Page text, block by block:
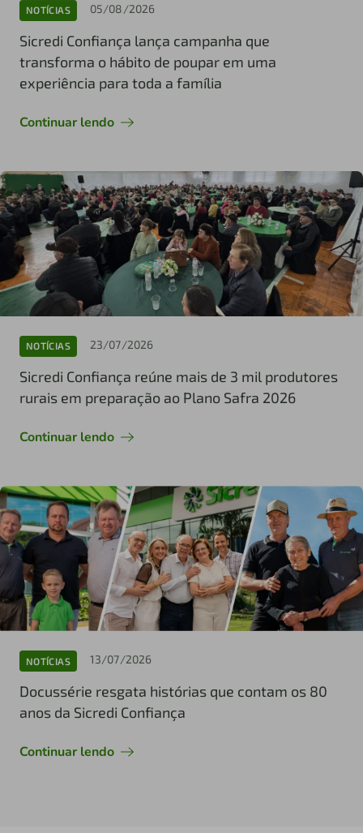
NOTÍCIAS 05/08/2026
Sicredi Confiança lança campanha que
transforma o hábito de poupar em uma
experiência para toda a família
Continuar lendo
NOTÍCIAS 23/07/2026
Sicredi Confiança reúne mais de 3 mil produtores
rurais em preparação ao Plano Safra 2026
Continuar lendo
NOTÍCIAS 13/07/2026
Docussérie resgata histórias que contam os 80
anos da Sicredi Confiança
Continuar lendo